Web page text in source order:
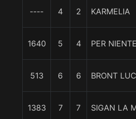
---- 4 2 KARMELIA
1640 5 4 PER NIENTE
513 6 6 BRONT
1383 7 7 SIGAN LA